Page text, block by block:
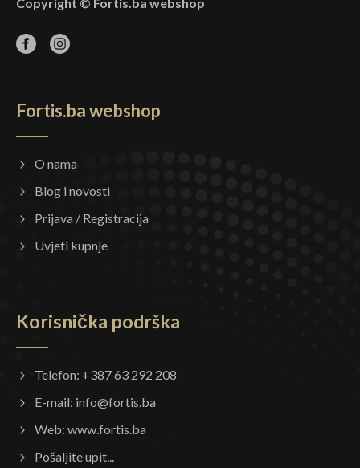
Copyright © Fortis.ba webshop
Fortis.ba webshop
O nama
Blog i novosti
Prijava / Registracija
Uvjeti kupnje
Korisnička podrška
Telefon: +387 63 292 208
E-mail: info@fortis.ba
Web: www.fortis.ba
Pošaljite upit...